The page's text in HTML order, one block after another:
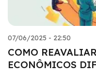
07/06/2025 - 22:50
COMO
ECONÔMICOS